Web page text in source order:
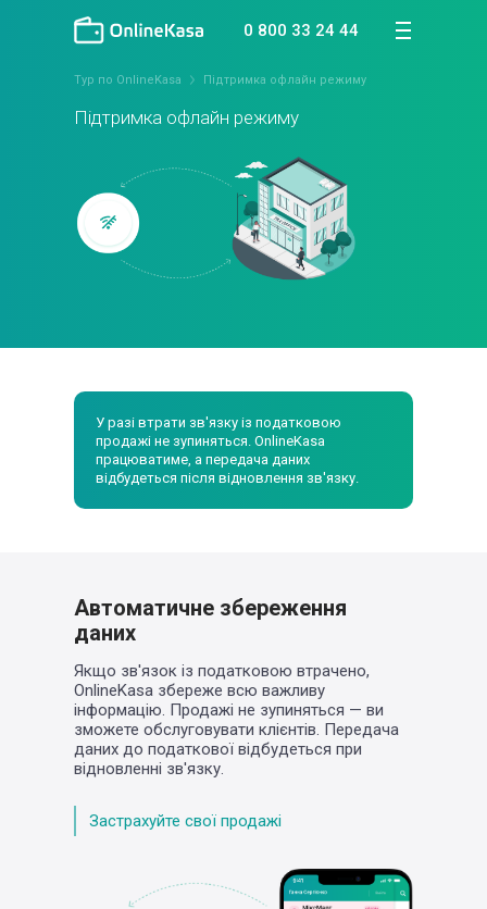
0 800 33 24 44
Тур по OnlineKasa Підтримка офлайн режиму
Підтримка офлайн режиму
У разі втрати зв'язку із податковою
продажі не зупиняться. OnlineKasa
працюватиме, а передача даних
відбудеться після відновлення зв'язку.
Автоматичне збереження
даних
Якщо зв'язок із податковою втрачено,
OnlineKasa збереже всю важливу
інформацію. Продажі не зупиняться — ви
зможете обслуговувати клієнтів. Передача
даних до податкової відбудеться при
відновленні зв'язку.
Застрахуйте свої продажі